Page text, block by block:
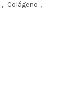
, Colágeno ,